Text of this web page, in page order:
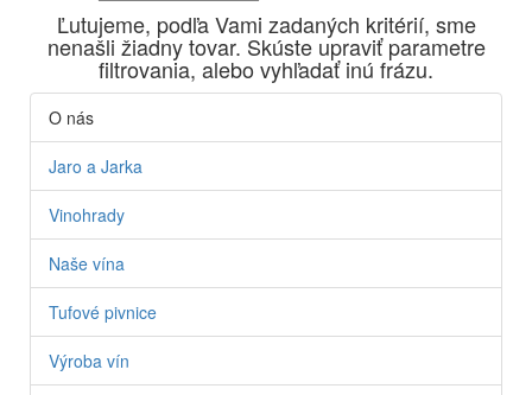
Vyrábame kvalitné odrodové a výberové vína. Ako prví sme
priniesli na slovenský trh sólo spracované vína z tokajských
odrôd Furmint, Lipovina a Muškát žltý reduktívnou
technológiou. Hrozno spracúvame najmodernejšími
technológiami, vrátane riadenej fermentácie.
Ľutujeme, podľa Vami zadaných kritérií, sme
nenašli žiadny tovar. Skúste upraviť parametre
filtrovania, alebo vyhľadať inú frázu.
O nás
Jaro a Jarka
Vinohrady
Naše vína
Tufové pivnice
Výroba vín